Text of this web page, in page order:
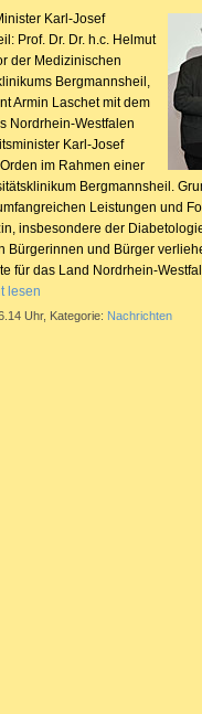
Karl-Josef
Prof. Dr. Dr. h.c. Helmut
der Medizinischen
Bergmannsheil,
Armin Laschet mit dem
Nordrhein-Westfalen
Karl-Josef
im Rahmen einer
Bergmannsheil.
Leistungen und
insbesondere der
Bürgerinnen und Bürger
für das Land Nordrhein-
lesen
Uhr, Kategorie: Nachrichten